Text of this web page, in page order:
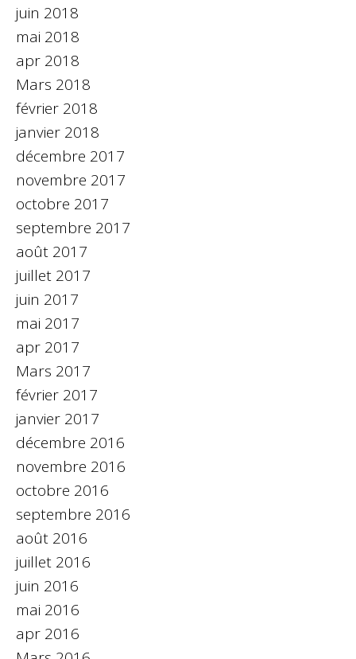
juin 2018
mai 2018
apr 2018
Mars 2018
février 2018
janvier 2018
décembre 2017
novembre 2017
octobre 2017
septembre 2017
août 2017
juillet 2017
juin 2017
mai 2017
apr 2017
Mars 2017
février 2017
janvier 2017
décembre 2016
novembre 2016
octobre 2016
septembre 2016
août 2016
juillet 2016
juin 2016
mai 2016
apr 2016